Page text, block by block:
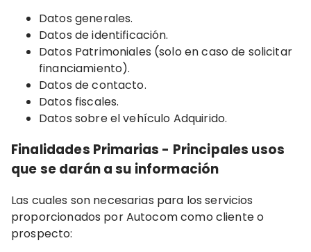
Datos generales.
Datos de identificación.
Datos Patrimoniales (solo en caso de solicitar
financiamiento).
Datos de contacto.
Datos fiscales.
Datos sobre el vehículo Adquirido.
Finalidades Primarias - Principales usos
que se darán a su información
Las cuales son necesarias para los servicios
proporcionados por Autocom como cliente o
prospecto: